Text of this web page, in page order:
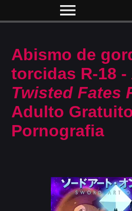
menu
Abismo de
torcidas R-18 -
Twisted Fates
Adulto
Pornografia